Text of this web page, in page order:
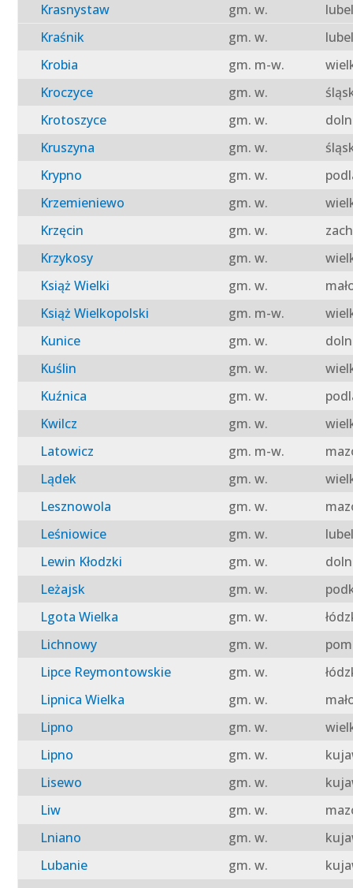
Krasnystaw
gm. w.
Kraśnik
gm. w.
Krobia
gm. m-w.
Kroczyce
gm. w.
Krotoszyce
gm. w.
Kruszyna
gm. w.
Krypno
gm. w.
Krzemieniewo
gm. w.
Krzęcin
gm. w.
Krzykosy
gm. w.
Książ Wielki
gm. w.
Książ Wielkopolski
gm. m-w.
Kunice
gm. w.
Kuślin
gm. w.
Kuźnica
gm. w.
Kwilcz
gm. w.
Latowicz
gm. m-w.
Lądek
gm. w.
Lesznowola
gm. w.
Leśniowice
gm. w.
Lewin Kłodzki
gm. w.
Leżajsk
gm. w.
Lgota Wielka
gm. w.
Lichnowy
gm. w.
Lipce Reymontowskie
gm. w.
Lipnica Wielka
gm. w.
Lipno
gm. w.
Lipno
gm. w.
Lisewo
gm. w.
Liw
gm. w.
Lniano
gm. w.
Lubanie
gm. w.